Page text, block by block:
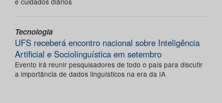
Tecnologia
UFS receberá encontro nacional sobre Inteligência
Artificial e Sociolinguística em setembro
Evento irá reunir pesquisadores de todo o país para discutir
a importância de dados linguísticos na era da IA